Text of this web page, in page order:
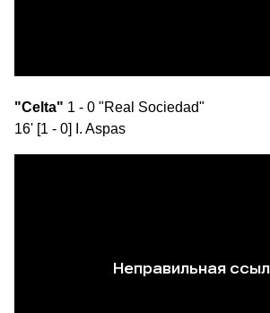
"Celta" 1 - 0 "Real Sociedad"
16' [1 - 0] I. Aspas